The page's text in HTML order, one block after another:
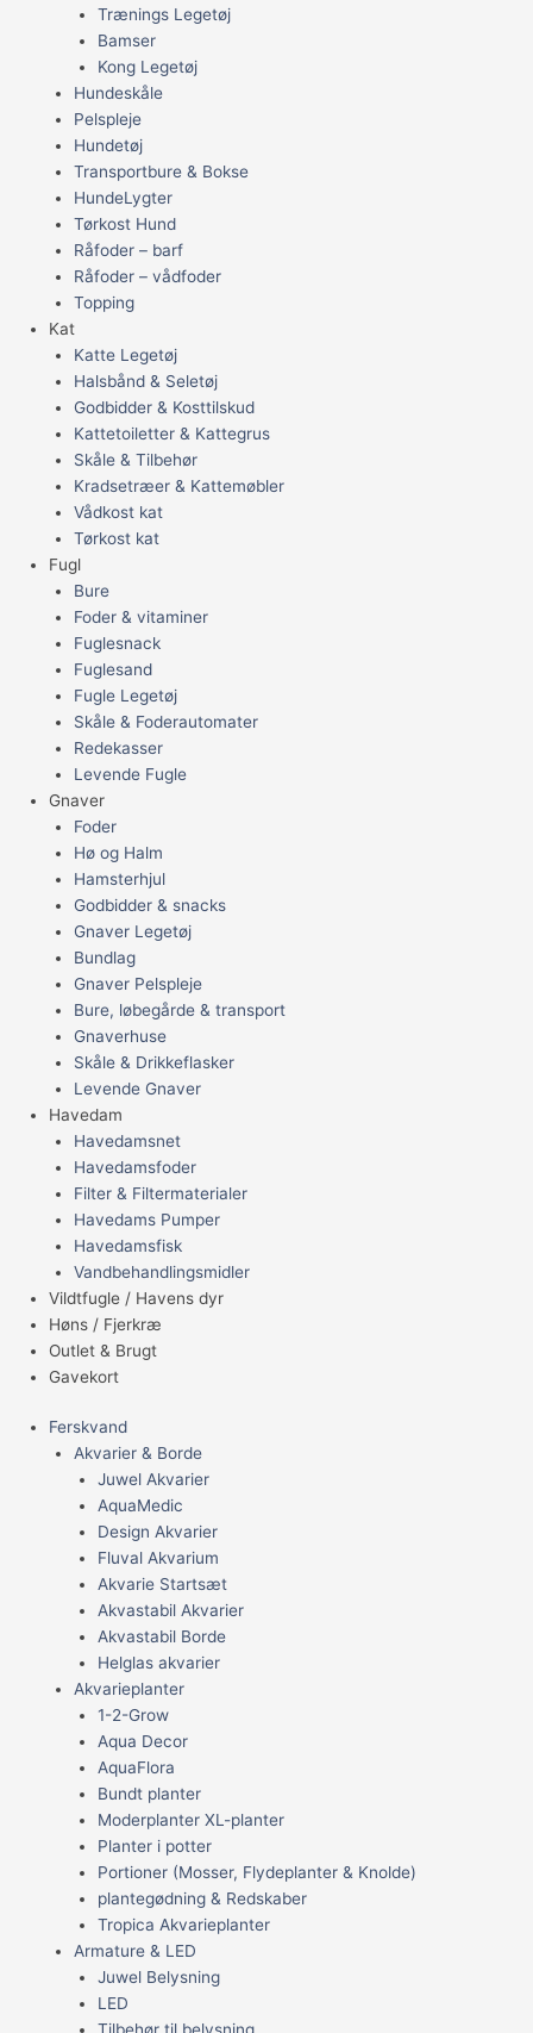
Trænings Legetøj
Bamser
Kong Legetøj
Hundeskåle
Pelspleje
Hundetøj
Transportbure & Bokse
HundeLygter
Tørkost Hund
Råfoder – barf
Råfoder – vådfoder
Topping
Kat
Katte Legetøj
Halsbånd & Seletøj
Godbidder & Kosttilskud
Kattetoiletter & Kattegrus
Skåle & Tilbehør
Kradsetræer & Kattemøbler
Vådkost kat
Tørkost kat
Fugl
Bure
Foder & vitaminer
Fuglesnack
Fuglesand
Fugle Legetøj
Skåle & Foderautomater
Redekasser
Levende Fugle
Gnaver
Foder
Hø og Halm
Hamsterhjul
Godbidder & snacks
Gnaver Legetøj
Bundlag
Gnaver Pelspleje
Bure, løbegårde & transport
Gnaverhuse
Skåle & Drikkeflasker
Levende Gnaver
Havedam
Havedamsnet
Havedamsfoder
Filter & Filtermaterialer
Havedams Pumper
Havedamsfisk
Vandbehandlingsmidler
Vildtfugle / Havens dyr
Høns / Fjerkræ
Outlet & Brugt
Gavekort
Ferskvand
Akvarier & Borde
Juwel Akvarier
AquaMedic
Design Akvarier
Fluval Akvarium
Akvarie Startsæt
Akvastabil Akvarier
Akvastabil Borde
Helglas akvarier
Akvarieplanter
1-2-Grow
Aqua Decor
AquaFlora
Bundt planter
Moderplanter XL-planter
Planter i potter
Portioner (Mosser, Flydeplanter & Knolde)
plantegødning & Redskaber
Tropica Akvarieplanter
Armature & LED
Juwel Belysning
LED